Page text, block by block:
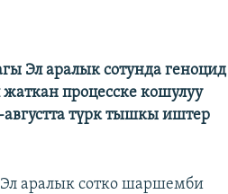
Эл аралык сотунда геноцид
процесске кошулуу
августта түрк тышкы иштер
аралык сотко шаршемби